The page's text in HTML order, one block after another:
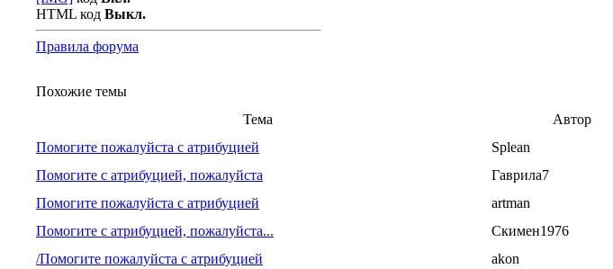
HTML код Выкл.
Правила форума
Похожие темы
Тема
Автор
Помогите пожалуйста с атрибуцией
Splean
Помогите с атрибуцией, пожалуйста
Гаврила7
Помогите пожалуйста с атрибуцией
artman
Помогите с атрибуцией, пожалуйста...
Скимен1976
/Помогите пожалуйста с атрибуцией
akon